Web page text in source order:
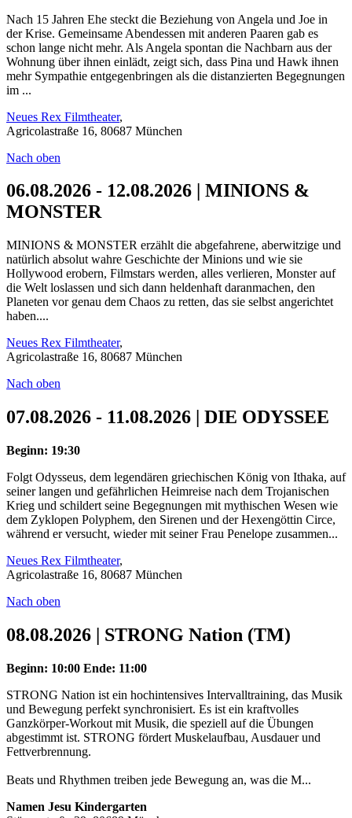
Nach 15 Jahren Ehe steckt die Beziehung von Angela und Joe in
der Krise. Gemeinsame Abendessen mit anderen Paaren gab es
schon lange nicht mehr. Als Angela spontan die Nachbarn aus der
Wohnung über ihnen einlädt, zeigt sich, dass Pina und Hawk ihnen
mehr Sympathie entgegenbringen als die distanzierten Begegnungen
im ...
Neues Rex Filmtheater,
Agricolastraße 16, 80687 München
Nach oben
06.08.2026 - 12.08.2026 | MINIONS &
MONSTER
MINIONS & MONSTER erzählt die abgefahrene, aberwitzige und
natürlich absolut wahre Geschichte der Minions und wie sie
Hollywood erobern, Filmstars werden, alles verlieren, Monster auf
die Welt loslassen und sich dann heldenhaft daranmachen, den
Planeten vor genau dem Chaos zu retten, das sie selbst angerichtet
haben....
Neues Rex Filmtheater,
Agricolastraße 16, 80687 München
Nach oben
07.08.2026 - 11.08.2026 | DIE ODYSSEE
Beginn: 19:30
Folgt Odysseus, dem legendären griechischen König von Ithaka, auf
seiner langen und gefährlichen Heimreise nach dem Trojanischen
Krieg und schildert seine Begegnungen mit mythischen Wesen wie
dem Zyklopen Polyphem, den Sirenen und der Hexengöttin Circe,
während er versucht, wieder mit seiner Frau Penelope zusammen...
Neues Rex Filmtheater,
Agricolastraße 16, 80687 München
Nach oben
08.08.2026 | STRONG Nation (TM)
Beginn: 10:00 Ende: 11:00
STRONG Nation ist ein hochintensives Intervalltraining, das Musik
und Bewegung perfekt synchronisiert. Es ist ein kraftvolles
Ganzkörper-Workout mit Musik, die speziell auf die Übungen
abgestimmt ist. STRONG fördert Muskelaufbau, Ausdauer und
Fettverbrennung.
Beats und Rhythmen treiben jede Bewegung an, was die M...
Namen Jesu Kindergarten